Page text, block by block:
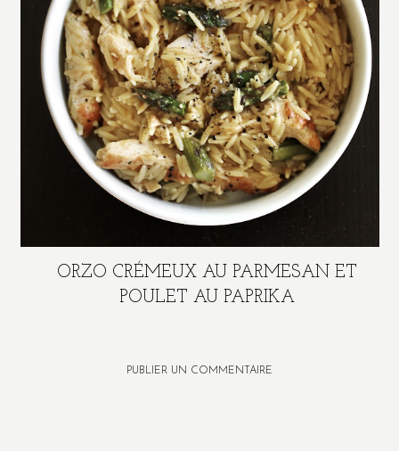
ORZO CRÉMEUX AU PARMESAN ET
POULET AU PAPRIKA
PUBLIER UN COMMENTAIRE